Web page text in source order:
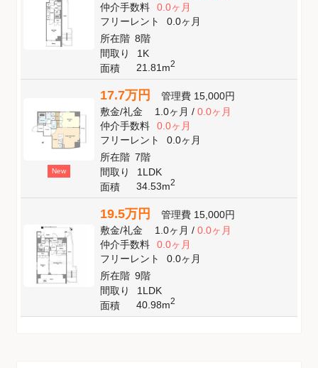
仲介手数料
0.0ヶ月
フリーレント
0.0ヶ月
所在階 8階
間取り
1K
面積
21.81m2
New
17.7万円 管理費 15,000円
敷金/礼金 1.0ヶ月/ 0.0ヶ月
仲介手数料
0.0ヶ月
フリーレント
0.0ヶ月
所在階 7階
間取り
1LDK
面積
34.53m2
19.5万円 管理費 15,000円
敷金/礼金 1.0ヶ月/ 0.0ヶ月
仲介手数料
0.0ヶ月
フリーレント
0.0ヶ月
所在階 9階
間取り
1LDK
面積
40.98m2